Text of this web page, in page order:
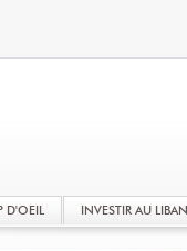
D'OEIL INVESTIR AU LIBAN